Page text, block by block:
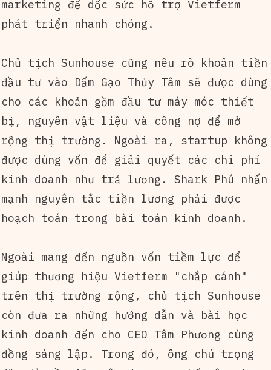
marketing để dốc sức hỗ trợ Vietferm
phát triển nhanh chóng.
Chủ tịch Sunhouse cũng nêu rõ khoản tiền
đầu tư vào Dấm Gạo Thủy Tâm sẽ được dùng
cho các khoản gồm đầu tư máy móc thiết
bị, nguyên vật liệu và công nợ để mở
rộng thị trường. Ngoài ra, startup không
được dùng vốn để giải quyết các chi phí
kinh doanh như trả lương. Shark Phú nhấn
mạnh nguyên tắc tiền lương phải được
hoạch toán trong bài toán kinh doanh.
Ngoài mang đến nguồn vốn tiềm lực để
giúp thương hiệu Vietferm "chắp cánh"
trên thị trường rộng, chủ tịch Sunhouse
còn đưa ra những hướng dẫn và bài học
kinh doanh đến cho CEO Tâm Phương cùng
đồng sáng lập. Trong đó, ông chú trọng